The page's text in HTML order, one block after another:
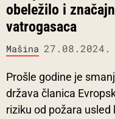
obeležilo i
vatrogasaca
Mašina 27.08.2024.
Prošle godine je
država članica
riziku od požara